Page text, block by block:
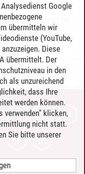
Registrieren
Google
übermitteln wir
(YouTube,
Diese
übermittelt. Der
in den
als unzureichend
dass Ihre
werden können.
verwenden" klicken,
nicht statt.
Sie bitte unserer